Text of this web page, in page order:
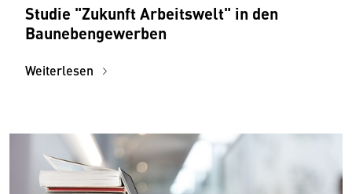
Studie "Zukunft Arbeitswelt" in den
Baunebengewerben
Weiterlesen